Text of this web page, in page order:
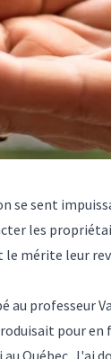
se sent
les
mérite leur
professeur
pour en
Québec. J'ai